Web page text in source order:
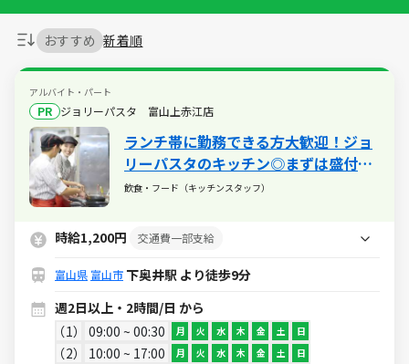
おすすめ 新着順
アルバイト・パート
PR ジョリーパスタ 富山上赤江店
ランチ帯に勤務できる方大歓迎！ジョ
リーパスタのキッチン◎まずは盛付な
ど簡単なことからスタート！週2～1日
飲食・フード（キッチンスタッフ）
時給1,200円 交通費一部支給
富山県 富山市 下奥井駅 より徒歩9分
週2日以上・2時間/日 から
1
09:00 ~ 00:30 月 火 水 木 金 土 日
2 10:00 ~ 17:00 月 火 水 木 金 土 日